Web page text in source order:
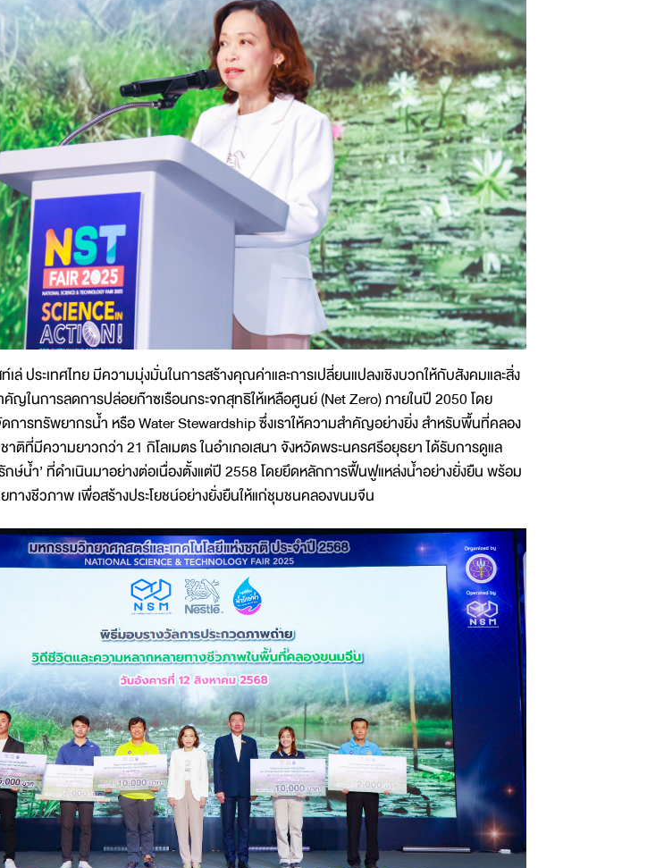
เล่ ประเทศไทย มีความมุ่งมั่นในการสร้างคุณค่าและการเปลี่ยนแปลงเชิงบวกให้กับสังคมและสิ่ง
ญในการลดการปล่อยก๊าซเรือนกระจกสุทธิให้เหลือศูนย์ (Net Zero) ภายในปี 2050 โดย
ดการทรัพยากรน้ำ หรือ Water Stewardship ซึ่งเราให้ความสำคัญอย่างยิ่ง สำหรับพื้นที่คลอง
ติที่มีความยาวกว่า 21 กิโลเมตร ในอำเภอเสนา จังหวัดพระนครศรีอยุธยา ได้รับการดูแล
รักษ์น้ำ’ ที่ดำเนินมาอย่างต่อเนื่องตั้งแต่ปี 2558 โดยยึดหลักการฟื้นฟูแหล่งน้ำอย่างยั่งยืน พร้อม
ทางชีวภาพ เพื่อสร้างประโยชน์อย่างยั่งยืนให้แก่ชุมชนคลองขนมจีน